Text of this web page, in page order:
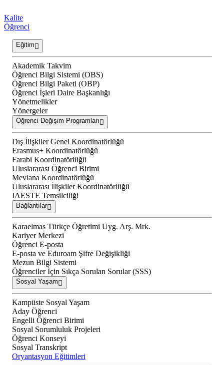
Kalite
Öğrenci
Eğitim
Akademik Takvim
Öğrenci Bilgi Sistemi (OBS)
Öğrenci Bilgi Paketi (OBP)
Öğrenci İşleri Daire Başkanlığı
Yönetmelikler
Yönergeler
Öğrenci Değişim Programları
Dış İlişkiler Genel Koordinatörlüğü
Erasmus+ Koordinatörlüğü
Farabi Koordinatörlüğü
Uluslararası Öğrenci Birimi
Mevlana Koordinatörlüğü
Uluslararası İlişkiler Koordinatörlüğü
IAESTE Temsilciliği
Bağlantılar
Karaelmas Türkçe Öğretimi Uyg. Arş. Mrk.
Kariyer Merkezi
Öğrenci E-posta
E-posta ve Eduroam Şifre Değişikliği
Mezun Bilgi Sistemi
Öğrenciler İçin Sıkça Sorulan Sorular (SSS)
Sosyal Yaşam
Kampüste Sosyal Yaşam
Aday Öğrenci
Engelli Öğrenci Birimi
Sosyal Sorumluluk Projeleri
Öğrenci Konseyi
Sosyal Transkript
Oryantasyon Eğitimleri